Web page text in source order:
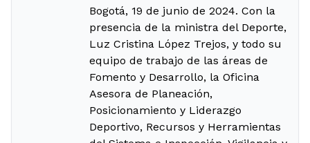
Bogotá, 19 de junio de 2024. Con la
presencia de la ministra del Deporte,
Luz Cristina López Trejos, y todo su
equipo de trabajo de las áreas de
Fomento y Desarrollo, la Oficina
Asesora de Planeación,
Posicionamiento y Liderazgo
Deportivo, Recursos y Herramientas